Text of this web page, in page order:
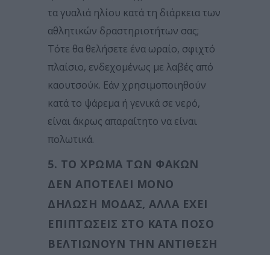
τα γυαλιά ηλίου κατά τη διάρκεια των
αθλητικών δραστηριοτήτων σας;
Τότε θα θελήσετε ένα ωραίο, σφιχτό
πλαίσιο, ενδεχομένως με λαβές από
καουτσούκ. Εάν χρησιμοποιηθούν
κατά το ψάρεμα ή γενικά σε νερό,
είναι άκρως απαραίτητο να είναι
πολωτικά.
5. ΤΟ ΧΡΏΜΑ ΤΩΝ ΦΑΚΏΝ
ΔΕΝ ΑΠΟΤΕΛΕΊ ΜΌΝΟ
ΔΉΛΩΣΗ ΜΌΔΑΣ, ΑΛΛΆ ΈΧΕΙ
ΕΠΙΠΤΏΣΕΙΣ ΣΤΟ ΚΑΤΆ ΠΌΣΟ
ΒΕΛΤΙΏΝΟΥΝ ΤΗΝ ΑΝΤΊΘΕΣΗ